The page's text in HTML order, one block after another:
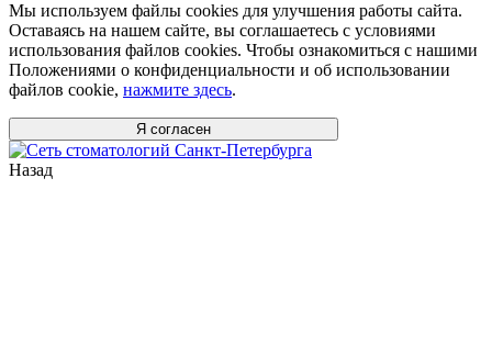
Мы используем файлы cookies для улучшения работы сайта.
Оставаясь на нашем сайте, вы соглашаетесь с условиями
использования файлов cookies. Чтобы ознакомиться с нашими
Положениями о конфиденциальности и об использовании
файлов cookie, нажмите здесь.
Я согласен
Назад